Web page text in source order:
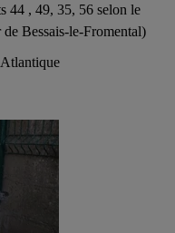
44 , 49, 35, 56 selon le
Bessais-le-Fromental)